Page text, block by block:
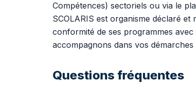
Compétences) sectoriels ou via le
SCOLARIS est organisme déclaré
conformité de ses programmes
accompagnons dans vos
Questions fréquentes